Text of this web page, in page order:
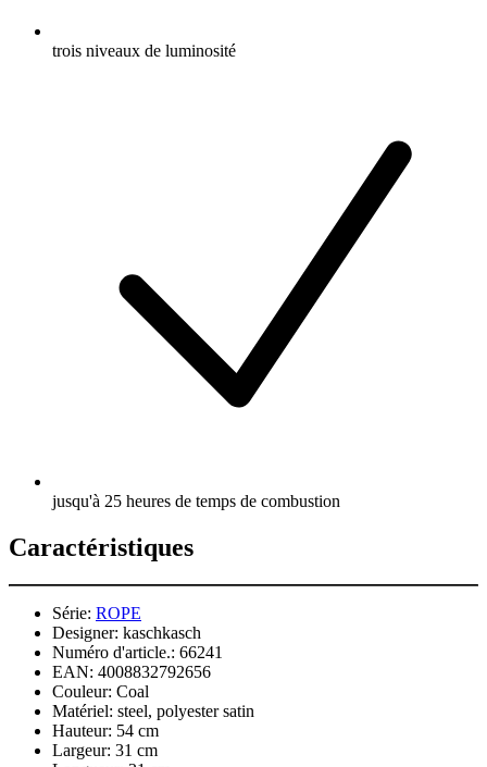
trois niveaux de luminosité
jusqu'à 25 heures de temps de combustion
Caractéristiques
Série: ROPE
Designer: kaschkasch
Numéro d'article.: 66241
EAN: 4008832792656
Couleur: Coal
Matériel: steel, polyester satin
Hauteur: 54 cm
Largeur: 31 cm